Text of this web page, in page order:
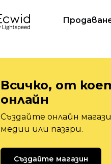
Всичко, от
онлайн
Създайте онлайн
медии или пазари.
Създайте магазин